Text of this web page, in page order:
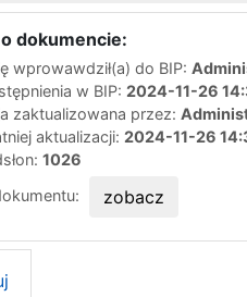
dokumencie:
wprowawdził(a) do BIP:
w BIP: 2024-11-26
zaktualizowana przez:
aktualizacji: 2024-11-26
1026
zobacz